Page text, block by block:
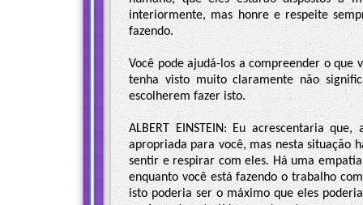
interiormente, mas honre e respeite
fazendo.
Você pode ajudá-los a compreender o que
tenha visto muito claramente não
escolherem fazer isto.
ALBERT EINSTEIN: Eu acrescentaria
apropriada para você, mas nesta situação
sentir e respirar com eles. Há uma
enquanto você está fazendo o trabalho
isto poderia ser o máximo que eles